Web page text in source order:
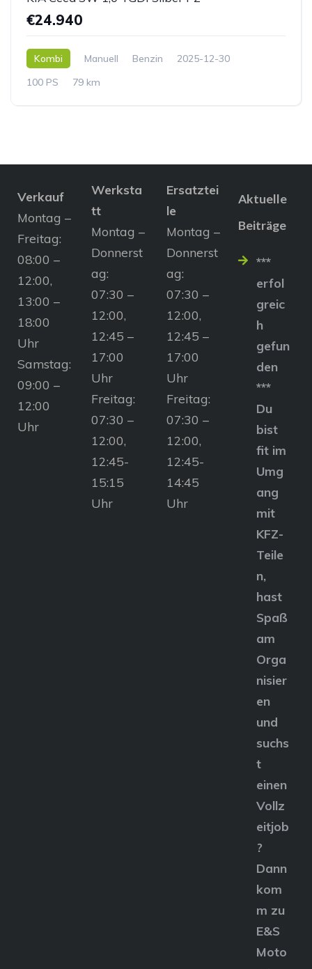
€24.940
Kombi Manuell Benzin
2025-12-30
100 PS
79 km
Verkauf
Montag –
Freitag:
08:00 –
12:00,
13:00 –
18:00
Uhr
Samstag:
09:00 –
12:00
Uhr
Werksta
tt
Montag –
Donnerst
ag:
07:30 –
12:00,
12:45 –
17:00
Uhr
Freitag:
07:30 –
12:00,
12:45-
15:15
Uhr
Ersatztei
le
Montag –
Donnerst
ag:
07:30 –
12:00,
12:45 –
17:00
Uhr
Freitag:
07:30 –
12:00,
12:45-
14:45
Uhr
Aktuelle
Beiträge
***
erfol
greic
h
gefun
den
***
Du
bist
fit im
Umg
ang
mit
KFZ-
Teile
n,
hast
Spaß
am
Orga
nisier
en
und
suchs
t
einen
Vollz
eitjob
?
Dann
kom
m zu
E&S
Moto